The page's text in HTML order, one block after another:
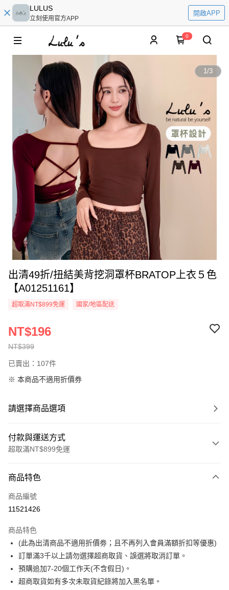
LULUS
立刻使用官方APP
開啟APP
0
1/3
出清49折/扭結美背挖洞罩杯BRATOP上衣５色
【A01251161】
超取滿NT$899免運 國家/地區配送
NT$399
NT$196
已賣出：107件
※ 本商品不適用折價券
請選擇商品選項
付款與運送方式
超取滿NT$899免運
信用卡一次付款
信用卡分期付款
合作金庫商業銀行
華南商業銀行
彰化商業銀行
上海商業儲蓄銀行
台北富邦商業銀行
國泰世華商業銀行
兆豐國際商業銀行
臺灣中小企業銀行
台中商業銀行
6 期 0 利率 每期
華南商業銀行
彰化商業銀行
上海商業儲蓄銀行
台北富邦商業銀行
國泰世華商業銀行
兆豐國際商業銀行
超商取貨付款
LINE Pay
商品特色
商品編號
11521426
商品特色
(此為出清商品不適用折價劵；且不再列入會員滿額折扣等優惠)
訂單滿3千以上請勿選擇超商取貨、誤選將取消訂單。
預購追加7-20個工作天(不含假日)。
超商取貨如有多次未取貨紀錄將加入黑名單。